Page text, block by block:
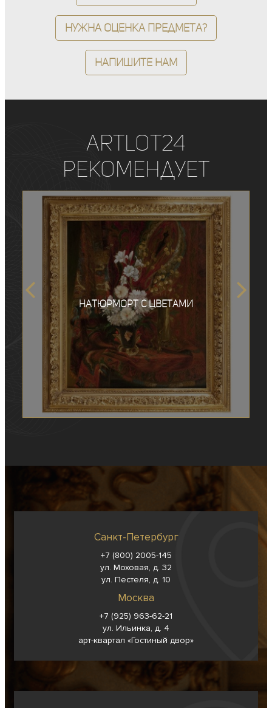
Нужна оценка предмета?
Напишите нам
ArtLot24
рекомендует
Натюрморт с цветами
Санкт-Петербург
+7 (800) 2005-145
ул. Моховая, д. 32
ул. Пестеля, д. 10
Москва
+7 (925) 963-62-21
ул. Ильинка, д. 4
арт-квартал «Гостиный двор»